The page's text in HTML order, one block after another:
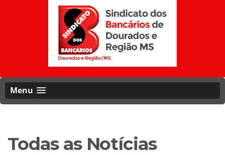
Menu
Todas as Notícias